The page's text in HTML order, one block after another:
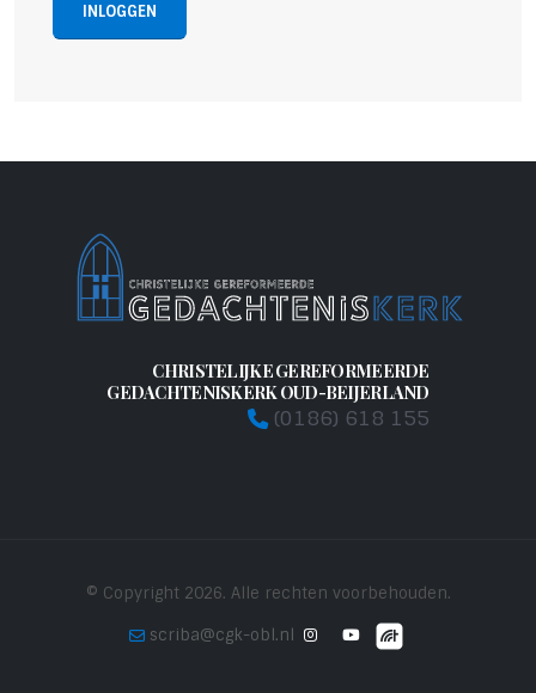
INLOGGEN
CHRISTELIJKE GEREFORMEERDE
GEDACHTENISKERK OUD-BEIJERLAND
(0186) 618 155
© Copyright 2026. Alle rechten voorbehouden.
scriba@cgk-obl.nl